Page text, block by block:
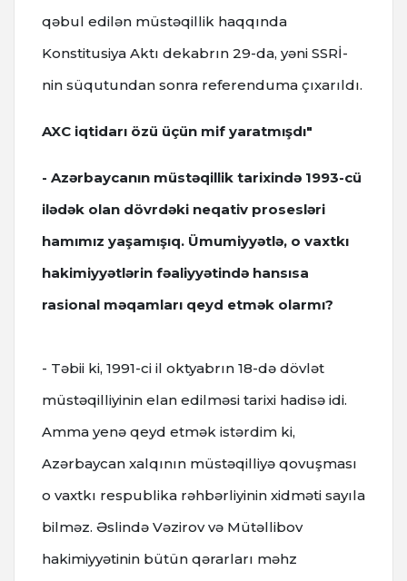
qəbul edilən müstəqillik haqqında
Konstitusiya Aktı dekabrın 29-da, yəni SSRİ-
nin süqutundan sonra referenduma çıxarıldı.
AXC iqtidarı özü üçün mif yaratmışdı"
- Azərbaycanın müstəqillik tarixində 1993-cü
ilədək olan dövrdəki neqativ prosesləri
hamımız yaşamışıq. Ümumiyyətlə, o vaxtkı
hakimiyyətlərin fəaliyyətində hansısa
rasional məqamları qeyd etmək olarmı?
- Təbii ki, 1991-ci il oktyabrın 18-də dövlət
müstəqilliyinin elan edilməsi tarixi hadisə idi.
Amma yenə qeyd etmək istərdim ki,
Azərbaycan xalqının müstəqilliyə qovuşması
o vaxtkı respublika rəhbərliyinin xidməti sayıla
bilməz. Əslində Vəzirov və Mütəllibov
hakimiyyətinin bütün qərarları məhz